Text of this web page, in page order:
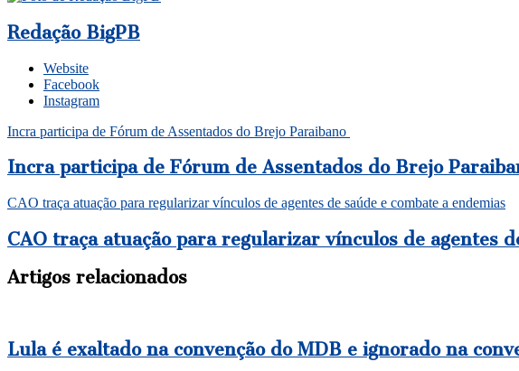
Redação BigPB
Website
Facebook
Instagram
Incra participa de Fórum de Assentados do Brejo Paraibano
Incra participa de Fórum de Assentados do Brejo
CAO traça atuação para regularizar vínculos de agentes de saúde e combate a endemias
CAO traça atuação para regularizar vínculos de agentes
Artigos relacionados
Lula é exaltado na convenção do MDB e ignorado na